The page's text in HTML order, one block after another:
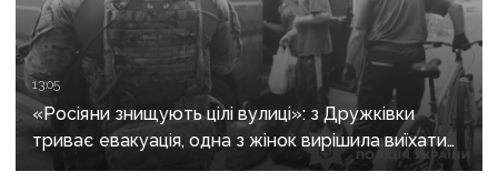
13:05
«Росіяни знищують цілі вулиці»: з Дружківки
триває евакуація, одна з жінок вирішила виїхати
після загибелі чоловіка